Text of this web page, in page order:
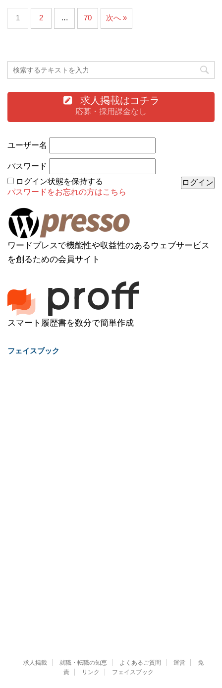
1 2 … 70 次へ »
求人掲載はコチラ
応募・採用課金なし
ユーザー名
パスワード
ログイン状態を保持する
パスワードをお忘れの方はこちら
ワードプレスで機能性や収益性のあるウェブサービス
を創るための会員サイト
スマート履歴書を数分で簡単作成
フェイスブック
求人掲載 就職・転職の知恵 よくあるご質問 運営
免
責
リンク フェイスブック